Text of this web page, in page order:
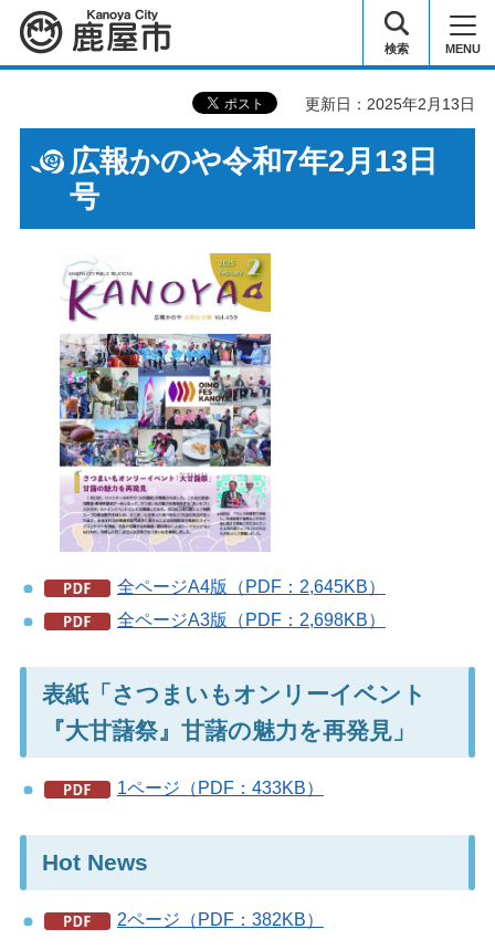
鹿屋市 検索 MENU
更新日：2025年2月13日
広報かのや令和7年2月13日
号
全ページA4版（PDF：2,645KB）
全ページA3版（PDF：2,698KB）
表紙「さつまいもオンリーイベント
『大甘藷祭』甘藷の魅力を再発見」
1ページ（PDF：433KB）
Hot News
2ページ（PDF：382KB）